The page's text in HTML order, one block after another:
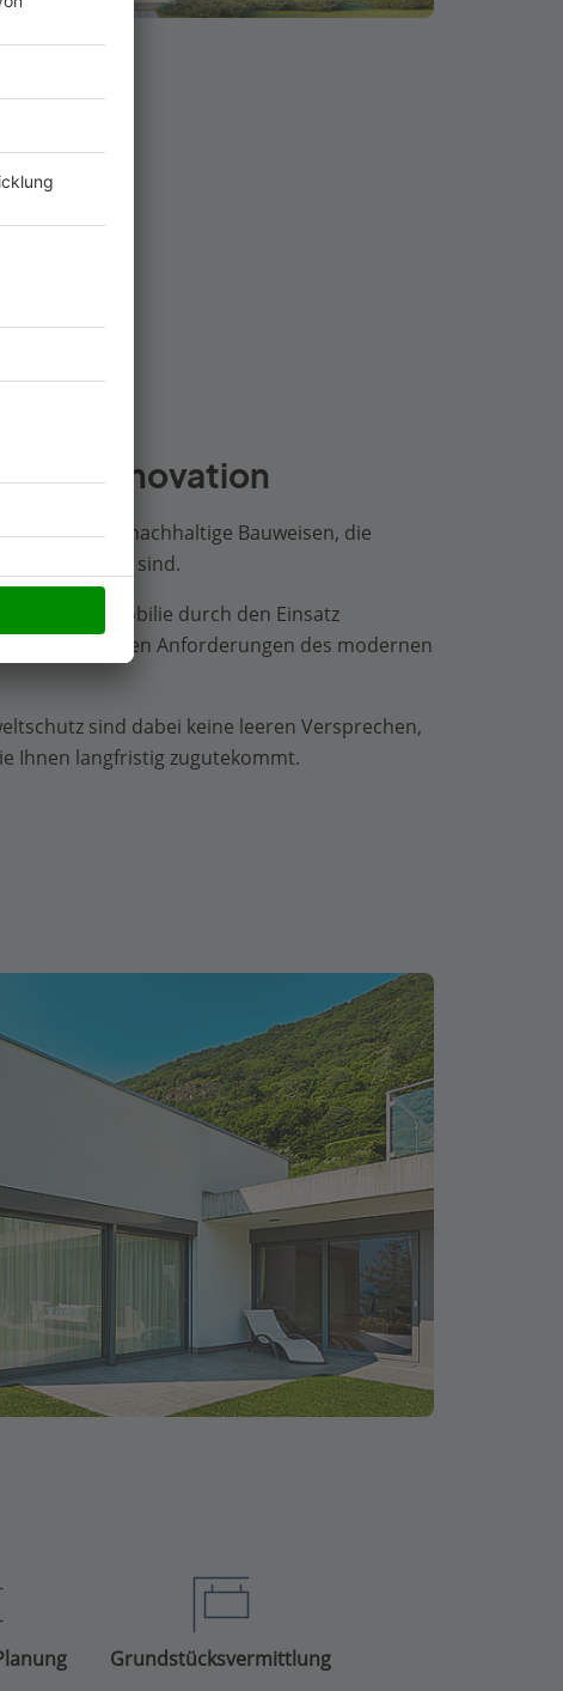
Jahr
trifft Innovation
wir auf nachhaltige Bauweisen, die
sind.
jede Immobilie durch den Einsatz
Materialien allen Anforderungen des modernen
sind dabei keine leeren Versprechen,
Ihnen langfristig zugutekommt.
Grundstücksvermittlung